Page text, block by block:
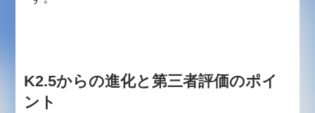
K2.5からの進化と第三者評価のポイ
ント